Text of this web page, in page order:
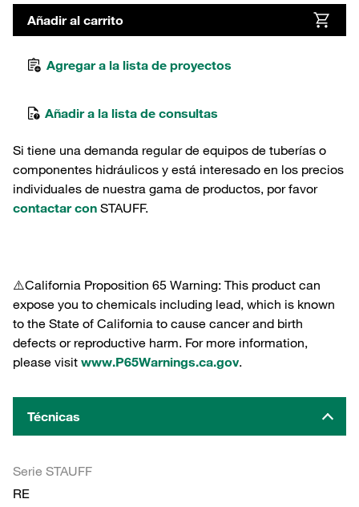
Añadir al carrito
Agregar a la lista de proyectos
Añadir a la lista de consultas
Si tiene una demanda regular de equipos de tuberías o
componentes hidráulicos y está interesado en los precios
individuales de nuestra gama de productos, por favor
contactar con STAUFF.
⚠️California Proposition 65 Warning: This product can
expose you to chemicals including lead, which is known
to the State of California to cause cancer and birth
defects or reproductive harm. For more information,
please visit www.P65Warnings.ca.gov.
Técnicas
Serie STAUFF
RE